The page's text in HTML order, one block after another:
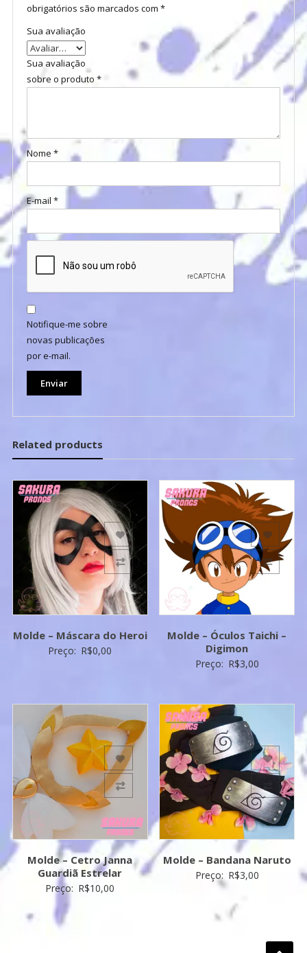
obrigatórios são marcados com *
Sua avaliação
Sua avaliação
sobre o produto *
Nome *
E-mail *
Notifique-me sobre
novas publicações
por e-mail.
Related products
Molde – Máscara do Heroi
Preço: R$0,00
Add to Compare
Add to Wishlist
Molde – Óculos Taichi –
Digimon
Preço: R$3,00
Add to Compare
Add to Wishlist
Molde – Cetro Janna
Guardiã Estrelar
Preço: R$10,00
Add to Compare
Add to Wishlist
Molde – Bandana Naruto
Preço: R$3,00
Add to Compare
Add to Wishlist